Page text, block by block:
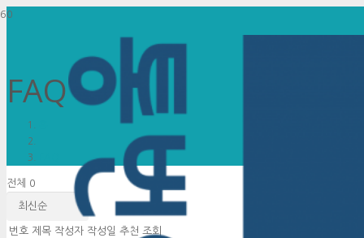
FAQ
전체 0
번호 제목 작성자 작성일 추천 조회